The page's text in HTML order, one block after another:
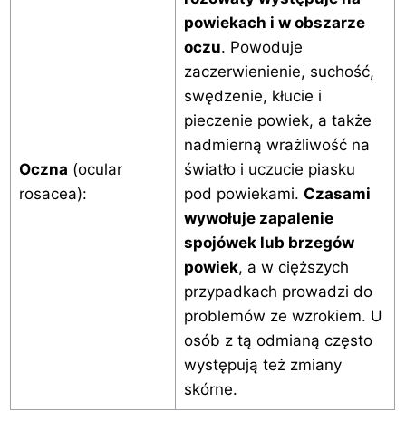
Oczna (ocular
rosacea):
powiekach i w obszarze
oczu. Powoduje
zaczerwienienie, suchość,
swędzenie, kłucie i
pieczenie powiek, a także
nadmierną wrażliwość na
światło i uczucie piasku
pod powiekami. Czasami
wywołuje zapalenie
spojówek lub brzegów
powiek, a w cięższych
przypadkach prowadzi do
problemów ze wzrokiem. U
osób z tą odmianą często
występują też zmiany
skórne.